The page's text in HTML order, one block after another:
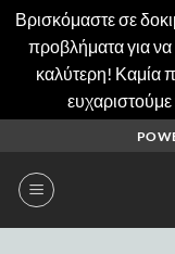
Βρισκόμαστε σε
προβλήματα για να
καλύτερη! Καμία
περιεχόμενο